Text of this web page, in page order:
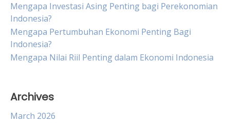
Mengapa Investasi Asing Penting bagi Perekonomian
Indonesia?
Mengapa Pertumbuhan Ekonomi Penting Bagi
Indonesia?
Mengapa Nilai Riil Penting dalam Ekonomi Indonesia
Archives
March 2026